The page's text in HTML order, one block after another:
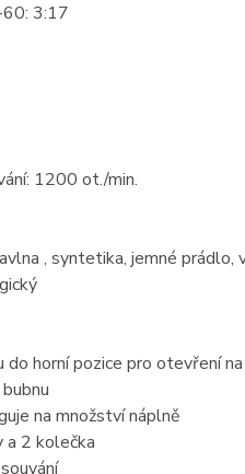
3:17
1200 ot./min.
, syntetika, jemné
horní pozice pro otevření
na množství náplně
a 2 kolečka